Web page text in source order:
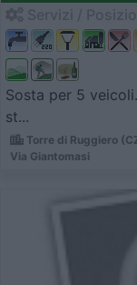
Sosta per 5
st...
Torre di Ruggiero
Via Giantomasi